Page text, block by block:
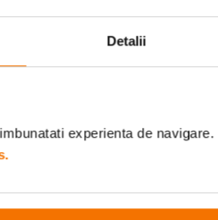
Detalii
experienta de
creatorilor
si oferte pregatite special